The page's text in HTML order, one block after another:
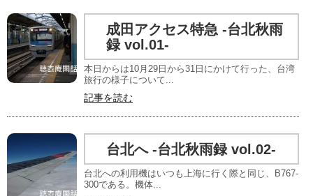
成田アクセス特急 -台北秋雨
録 vol.01-
本日からは10月29日から31日にかけて行った、台湾
旅行の様子について...
記事を読む
台北へ -台北秋雨録 vol.02-
台北への利用機はいつも上海に行く際と同じ、B767-
300である。機体...